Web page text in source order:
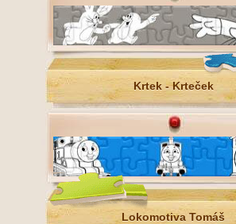
Krtek - Krteček
Lokomotiva Tomáš